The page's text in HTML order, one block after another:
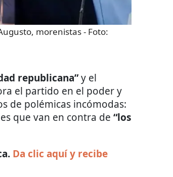
morenistas- Foto:
republicana”y el
el partido en el poder y
de polémicas incómodas:
que van en contra de “los
Da clic aquí y recibe